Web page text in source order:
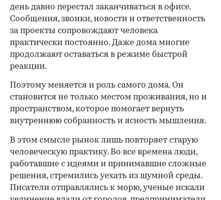
день давно перестал заканчиваться в офисе.
Сообщения, звонки, новости и ответственность
за проекты сопровождают человека
практически постоянно. Даже дома многие
продолжают оставаться в режиме быстрой
реакции.
Поэтому меняется и роль самого дома. Он
становится не только местом проживания, но и
пространством, которое помогает вернуть
внутреннюю собранность и ясность мышления.
В этом смысле рынок лишь повторяет старую
человеческую практику. Во все времена люди,
работавшие с идеями и принимавшие сложные
решения, стремились уехать из шумной среды.
Писатели отправлялись к морю, ученые искали